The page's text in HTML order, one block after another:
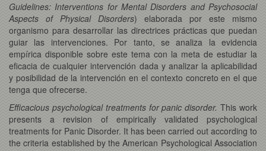
Guidelines: Interventions for Mental Disorders and Psychosocial
Aspects of Physical Disorders) elaborada por este mismo
organismo para desarrollar las directrices prácticas que puedan
guiar las intervenciones. Por tanto, se analiza la evidencia
empírica disponible sobre este tema con la meta de estudiar la
eficacia de cualquier intervención dada y analizar la aplicabilidad
y posibilidad de la intervención en el contexto concreto en el que
tenga que ofrecerse.
Efficacious psychological treatments for panic disorder.This work
presents a revision of empirically validated psychological
treatments for Panic Disorder. It has been carried out according to
the criteria established by the American Psychological Association